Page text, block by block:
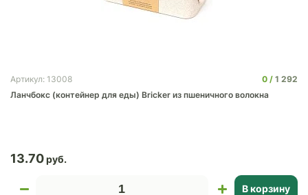
Артикул: 13008 0
1 292
Ланчбокс (контейнер для еды) Bricker из пшеничного волокна
13.70
В корзину